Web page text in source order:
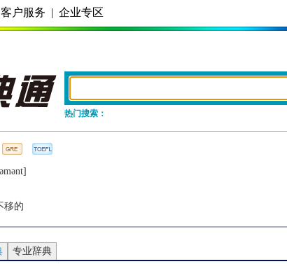
客户服务 | 企业专区
热门搜索：
移的
专业辞典